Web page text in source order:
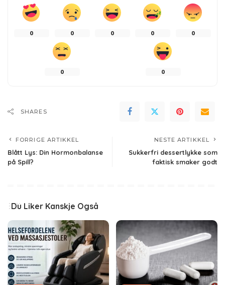
0 0 0 0 0
0 0
SHARES
FORRIGE ARTIKKEL
Blått Lys: Din Hormonbalanse
på Spill?
NESTE ARTIKKEL
Sukkerfri dessertlykke som
faktisk smaker godt
Du Liker Kanskje Også